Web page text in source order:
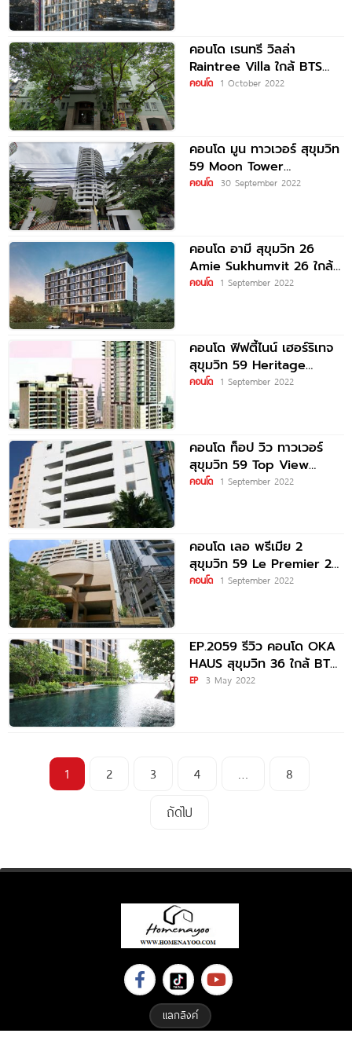
คอนโด เรนทรี วิลล่า
Raintree Villa ใกล้ BTS
ทองหล่อ
คอนโด 1 October 2022
คอนโด มูน ทาวเวอร์ สุขุมวิท
59 Moon Tower
Sukhumvit 59 ใกล้
คอนโด 30 September 2022
คอนโด อามี สุขุมวิท 26
Amie Sukhumvit 26 ใกล้
BTS ทองหล่อ
คอนโด 1 September 2022
คอนโด ฟิฟตี้ไนน์ เฮอร์ริเทจ
สุขุมวิท 59 Heritage
Sukhumvit
คอนโด 1 September 2022
คอนโด ท็อป วิว ทาวเวอร์
สุขุมวิท 59 Top View
Tower Sukhumvit
คอนโด 1 September 2022
คอนโด เลอ พรีเมีย 2
สุขุมวิท 59 Le Premier 2
Sukhumvit
คอนโด 1 September 2022
EP.2059 รีวิว คอนโด OKA
HAUS สุขุมวิท 36 ใกล้ BTS
ทองหล่อ
EP 3 May 2022
1 2 3 4 …
8
ถัดไป
แลกลิงค์